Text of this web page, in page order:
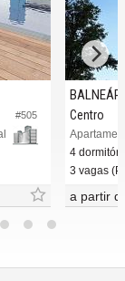
#505 Centro
4
3 vagas
a partir